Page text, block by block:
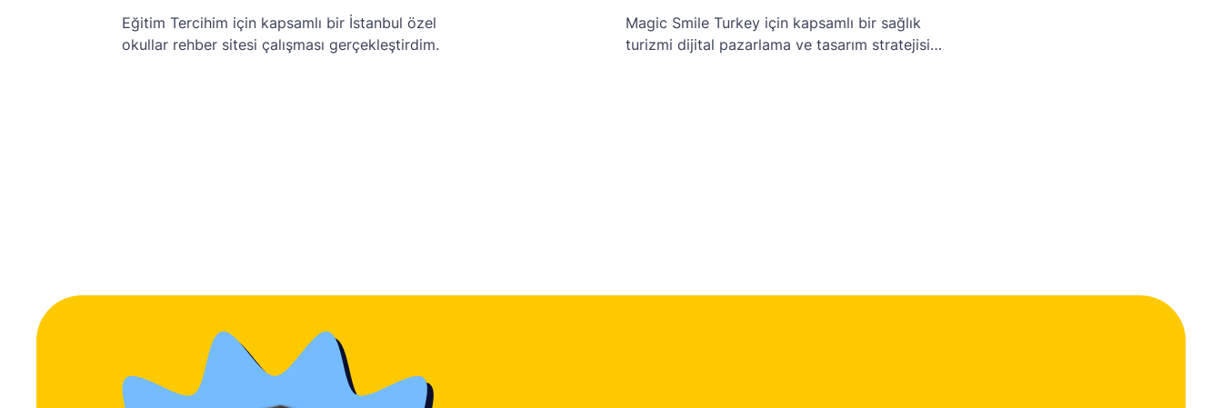
Eğitim Tercihim için kapsamlı bir İstanbul özel
okullar rehber sitesi çalışması gerçekleştirdim.
Magic Smile Turkey için kapsamlı bir sağlık
turizmi dijital pazarlama ve tasarım stratejisi